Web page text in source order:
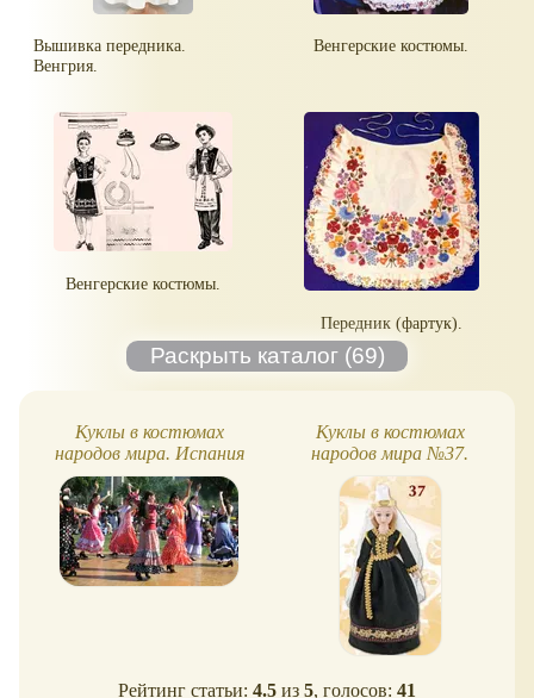
Вышивка передника.
Венгрия.
Венгерские костюмы.
Венгерские костюмы.
Передник (фартук).
Куклы в костюмах
народов мира. Испания
Куклы в костюмах
народов мира №37.
Исландия
Рейтинг статьи: 4.5 из 5, голосов: 41